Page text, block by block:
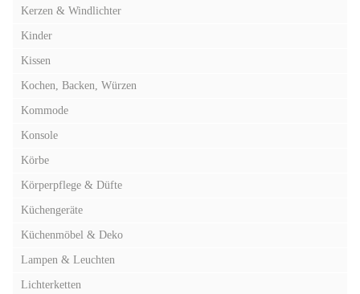
Kerzen & Windlichter
Kinder
Kissen
Kochen, Backen, Würzen
Kommode
Konsole
Körbe
Körperpflege & Düfte
Küchengeräte
Küchenmöbel & Deko
Lampen & Leuchten
Lichterketten